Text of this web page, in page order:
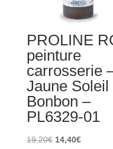
PROLINE
peinture
carrosserie
Jaune Soleil
Bonbon –
PL6329-01
19,20€ Le
14,40€Le